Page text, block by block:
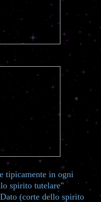
tipicamente in ogni
spirito tutelare"
(corte dello spirito